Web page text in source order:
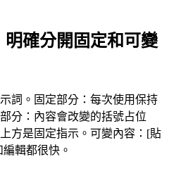
明確分開固定和可變
詞。固定部分：每次使用保持
分：內容會改變的括號占位
方是固定指示。可變內容：[貼
輯都很快。